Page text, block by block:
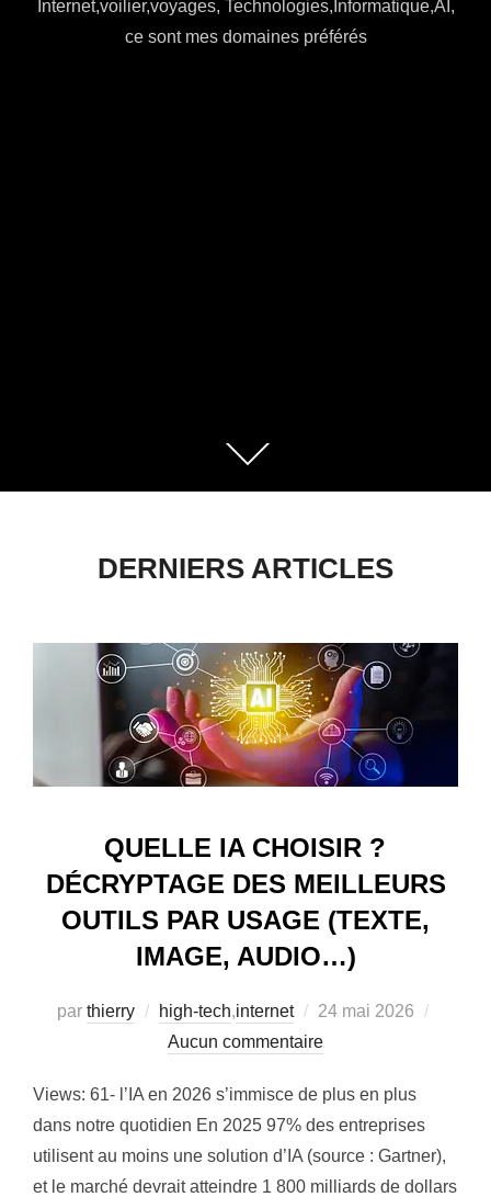
Internet,voilier,voyages, Technologies,Informatique,AI,
ce sont mes domaines préférés
Descendre
au
DERNIERS ARTICLES
QUELLE IA CHOISIR ?
DÉCRYPTAGE DES MEILLEURS
OUTILS PAR USAGE (TEXTE,
IMAGE, AUDIO…)
par thierry high-tech,internet
Publié
le
24 mai 2026
Aucun commentaire
Views: 61- l’IA en 2026 s’immisce de plus en plus
dans notre quotidien En 2025 97% des entreprises
utilisent au moins une solution d’IA (source : Gartner),
et le marché devrait atteindre 1 800 milliards de dollars